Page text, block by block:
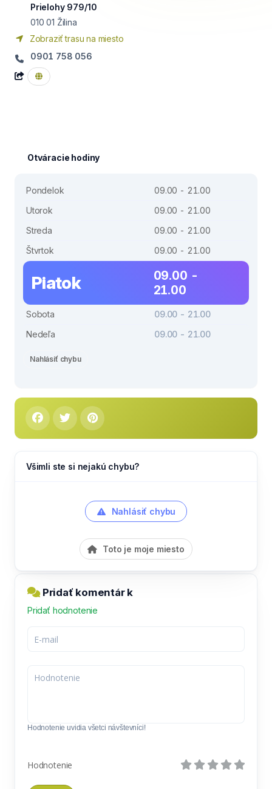
Prielohy 979/10
010 01 Žilina
Zobraziť trasu na miesto
0901 758 056
Otváracie hodiny
Pondelok
09.00 - 21.00
Utorok
09.00 - 21.00
Streda
09.00 - 21.00
Štvrtok
09.00 - 21.00
Piatok
09.00 -
21.00
Sobota
09.00 - 21.00
Nedeľa
09.00 - 21.00
Nahlásiť chybu
Všimli ste si nejakú chybu?
Nahlásiť chybu
Toto je moje miesto
Pridať komentár k
Pridať hodnotenie
Hodnotenie uvidia všetci návštevníci!
Hodnotenie